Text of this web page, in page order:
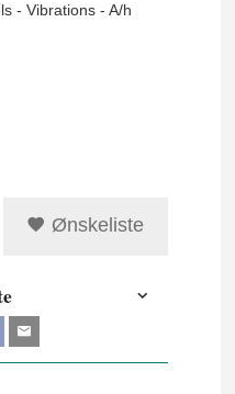
- Vibrations - A/h
Ønskeliste